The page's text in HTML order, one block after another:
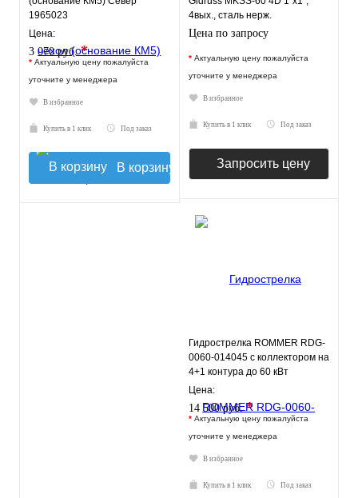
1965023
Цена:
3 070 руб.*
* Актуальную цену пожалуйста
уточните у менеджера
В избранное
Купить в 1 клик Под заказ
В корзину
4вых., сталь нерж.
Цена по запросу
* Актуальную цену пожалуйста
уточните у менеджера
В избранное
Купить в 1 клик Под заказ
Запросить цену
Гидрострелка ROMMER RDG-
0060-014045 с коллектором на
4+1 контура до 60 кВт
Цена:
14 500 руб.*
* Актуальную цену пожалуйста
уточните у менеджера
В избранное
Купить в 1 клик Под заказ